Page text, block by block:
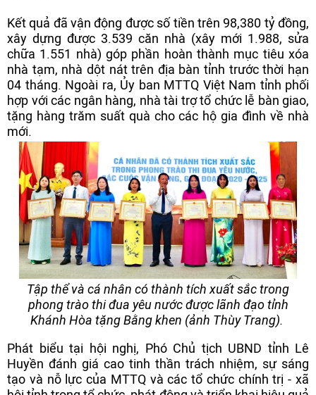
Kết quả đã vận động được số tiền trên 98,380 tỷ đồng,
xây dựng được 3.539 căn nhà (xây mới 1.988, sửa
chữa 1.551 nhà) góp phần hoàn thành mục tiêu xóa
nhà tạm, nhà dột nát trên địa bàn tỉnh trước thời hạn
04 tháng. Ngoài ra, Ủy ban MTTQ Việt Nam tỉnh phối
hợp với các ngân hàng, nhà tài trợ tổ chức lễ bàn giao,
tặng hàng trăm suất quà cho các hộ gia đình về nhà
mới.
Tập thể và cá nhân có thành tích xuất sắc trong
phong trào thi đua yêu nước được lãnh đạo tỉnh
Khánh Hòa tặng Bằng khen (ảnh Thùy Trang).
Phát biểu tại hội nghị, Phó Chủ tịch UBND tỉnh Lê
Huyền đánh giá cao tinh thần trách nhiệm, sự sáng
tạo và nỗ lực của MTTQ và các tổ chức chính trị - xã